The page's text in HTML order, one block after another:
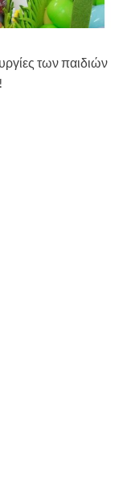
των παιδιών